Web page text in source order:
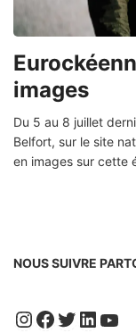
images
Du 5 au 8 juillet
Belfort, sur le site
en images sur cette
NOUS SUIVRE
Instagram
Facebook
Twitter